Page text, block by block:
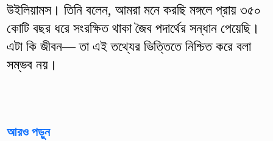
উইলিয়ামস। তিনি বলেন, আমরা মনে করছি মঙ্গলে প্রায় ৩৫০
কোটি বছর ধরে সংরক্ষিত থাকা জৈব পদার্থের সন্ধান পেয়েছি।
এটা কি জীবন— তা এই তথ্যের ভিত্তিতে নিশ্চিত করে বলা
সম্ভব নয়।
আরও পড়ুন